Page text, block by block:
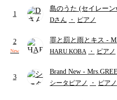
1
島のうた (セイレーン
セイレーン(CV.鈴木み
ード・ペダル付き/『
かわ 人魚の島のひみ
Dさん ・ ピアノ
2
New
罪と罰と雨とキス -
野勇斗&吉田仁人)
HARU KOBA ・ ピアノ
3
Brand New -
APPLE
シータピアノ ・ ピアノ